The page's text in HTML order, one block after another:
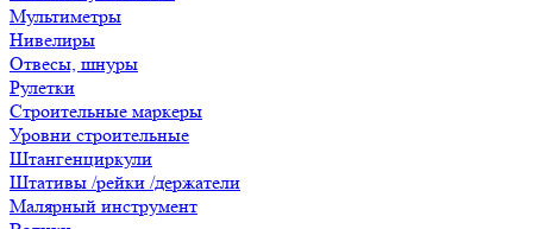
Мультиметры
Нивелиры
Отвесы, шнуры
Рулетки
Строительные маркеры
Уровни строительные
Штангенциркули
Штативы /рейки /держатели
Малярный инструмент